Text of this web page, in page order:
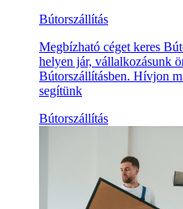
Bútorszállítás
Megbízható céget keres
helyen jár, vállalkozásunk
Bútorszállításben. Hívjon
segítünk
Bútorszállítás